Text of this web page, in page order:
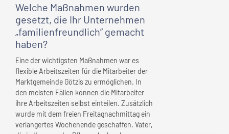
Welche Maßnahmen wurden
gesetzt, die Ihr Unternehmen
„familienfreundlich” gemacht
haben?
Eine der wichtigsten Maßnahmen war es
flexible Arbeitszeiten für die Mitarbeiter der
Marktgemeinde Götzis zu ermöglichen. In
den meisten Fällen können die Mitarbeiter
ihre Arbeitszeiten selbst einteilen. Zusätzlich
wurde mit dem freien Freitagnachmittag ein
verlängertes Wochenende geschaffen. Väter,